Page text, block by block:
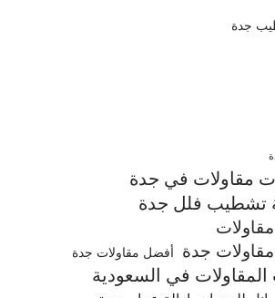
جدة
مقاولات في جدة
تشطيب فلل جدة
جدة
أفضل مقاولات جدة
في السعودية